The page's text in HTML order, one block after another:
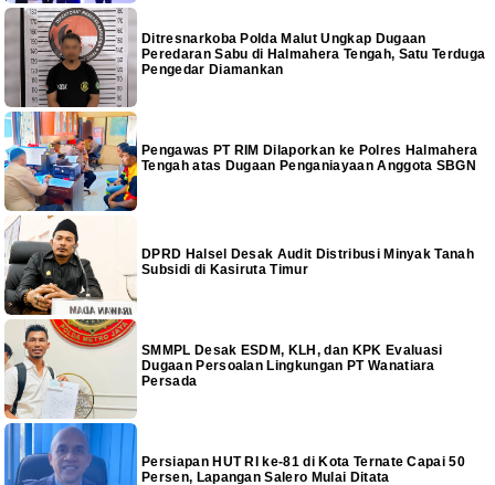
Ditresnarkoba Polda Malut Ungkap Dugaan
Peredaran Sabu di Halmahera Tengah, Satu Terduga
Pengedar Diamankan
Pengawas PT RIM Dilaporkan ke Polres Halmahera
Tengah atas Dugaan Penganiayaan Anggota SBGN
DPRD Halsel Desak Audit Distribusi Minyak Tanah
Subsidi di Kasiruta Timur
SMMPL Desak ESDM, KLH, dan KPK Evaluasi
Dugaan Persoalan Lingkungan PT Wanatiara
Persada
Persiapan HUT RI ke-81 di Kota Ternate Capai 50
Persen, Lapangan Salero Mulai Ditata